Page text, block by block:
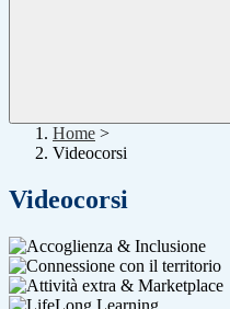
Home >
Videocorsi
Videocorsi